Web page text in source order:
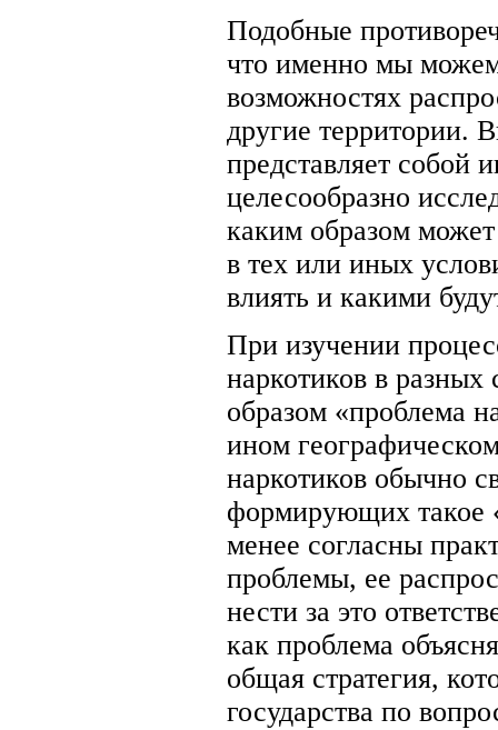
Подобные
что именно мы можем
возможностях
другие территории.
представляет собой
целесообразно
каким образом
в тех или иных
влиять и какими
При изучении
наркотиков в
образом «проблема
ином
наркотиков обычно
формирующих такое
менее согласны
проблемы, ее
нести за это
как проблема
общая стратегия,
государства по